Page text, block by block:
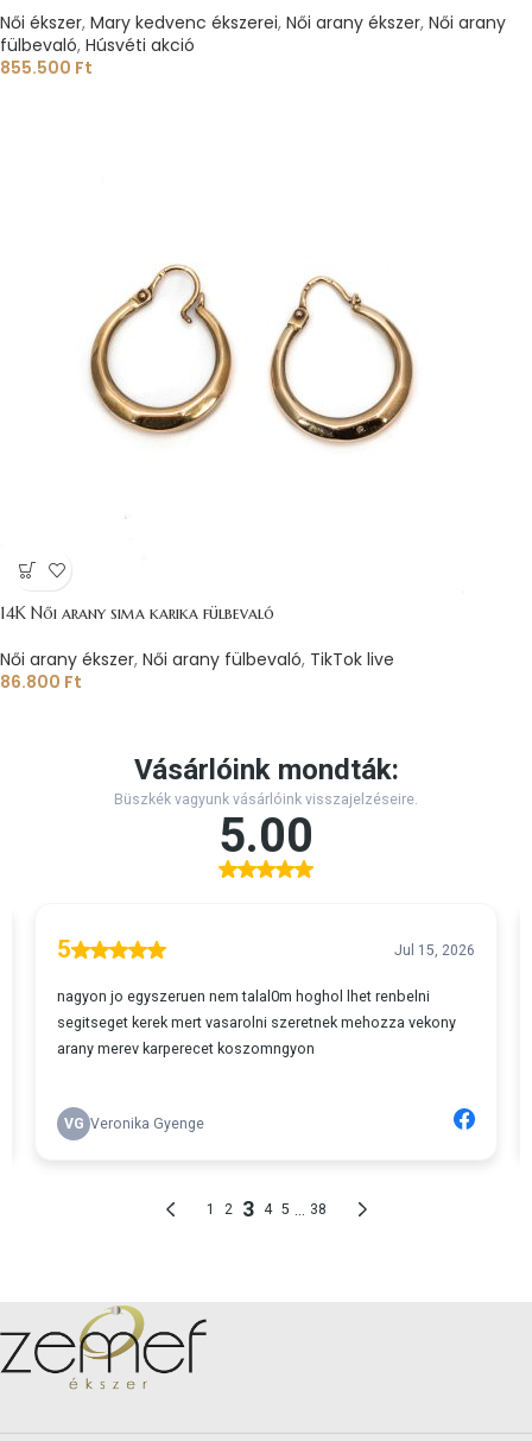
Női ékszer, Mary kedvenc ékszerei, Női arany ékszer, Női arany
fülbevaló, Húsvéti akció
855.500 Ft
14K Női arany sima karika fülbevaló
Női arany ékszer, Női arany fülbevaló, TikTok live
86.800 Ft